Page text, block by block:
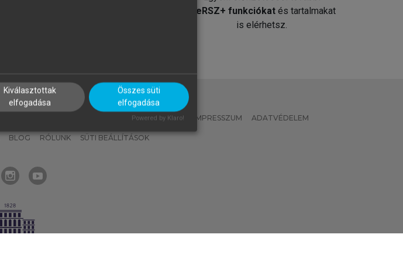
MeRSZ+ funkciókat és tartalmakat
is elérhetsz.
MI – ÁLTALÁNOS IRÁNYELVEK IMPRESSZUM ADATVÉDELEM
BLOG RÓLUNK SÜTI BEÁLLÍTÁSOK
Kiválasztottak
elfogadása
Összes süti
elfogadása
Powered by Klaro!